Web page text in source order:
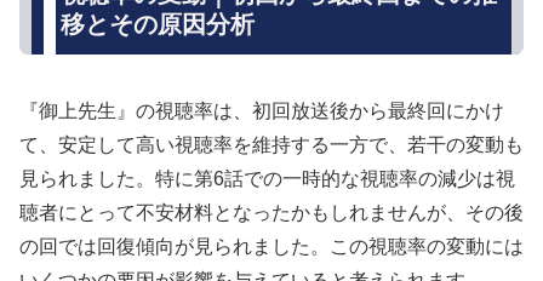
移とその原因分析
『御上先生』の視聴率は、初回放送後から最終回にかけ
て、安定して高い視聴率を維持する一方で、若干の変動も
見られました。特に第6話での一時的な視聴率の減少は視
聴者にとって不安材料となったかもしれませんが、その後
の回では回復傾向が見られました。この視聴率の変動には